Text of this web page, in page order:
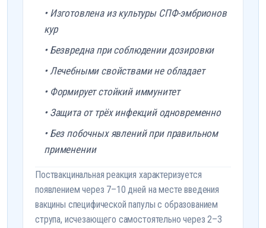
• Изготовлена из культуры СПФ-эмбрионов
кур
• Безвредна при соблюдении дозировки
• Лечебными свойствами не обладает
• Формирует стойкий иммунитет
• Защита от трёх инфекций одновременно
• Без побочных явлений при правильном
применении
Поствакцинальная реакция характеризуется
появлением через 7–10 дней на месте введения
вакцины специфической папулы с образованием
струпа, исчезающего самостоятельно через 2–3